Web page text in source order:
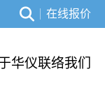
在线报价
华仪联络我们